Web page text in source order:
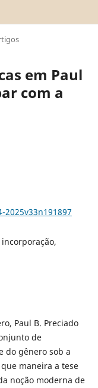
em Paul
com a
Paul B. Preciado
de
do gênero sob a
maneira a tese
noção moderna de